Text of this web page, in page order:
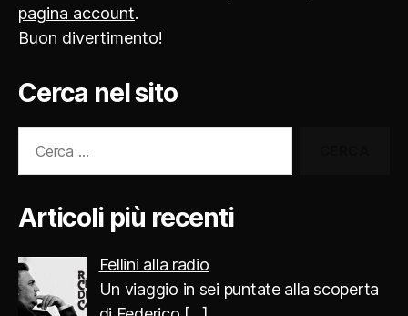
pagina account.
Buon divertimento!
Cerca nel sito
Articoli più recenti
Fellini alla radio
Un viaggio in sei puntate alla scoperta